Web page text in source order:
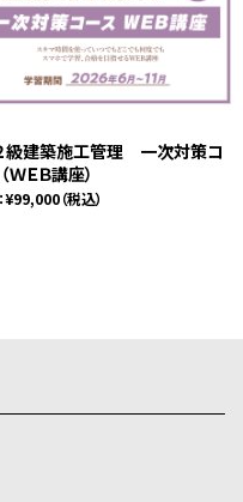
級建築施工管理 一次対策コ
ＷＥＢ講座）
¥99,000（税込）